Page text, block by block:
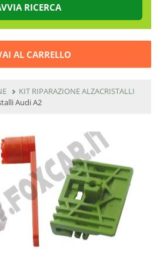
RICERCA
AL CARRELLO
KIT RIPARAZIONE ALZACRISTALLI
Audi A2